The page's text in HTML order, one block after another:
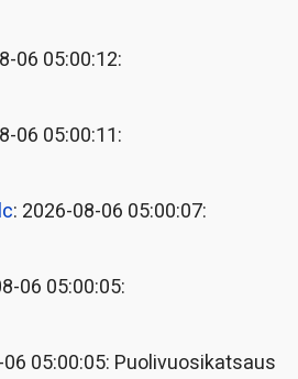
06 05:00:12:
06 05:00:11:
: 2026-08-06 05:00:07:
06 05:00:05:
05:00:05: Puolivuosikatsaus